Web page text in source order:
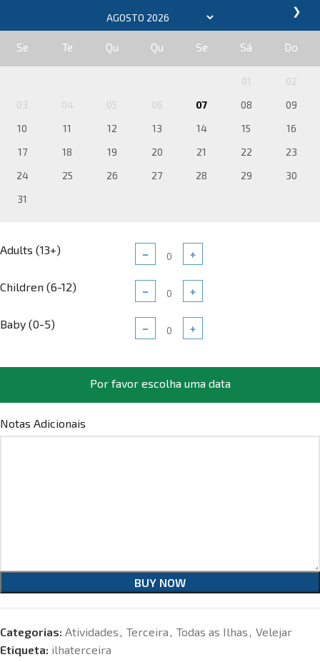
❯
Se Te Qu Qu Se Sá Do
01
02
03
04 05 06 07 08
09
10
11 12 13 14 15
16
17
18 19 20 21 22
23
24
25 26 27 28 29
30
31
Adults (13+) − +
Children (6-12) − +
Baby (0-5) − +
Por favor escolha uma data
Notas Adicionais
BUY NOW
Categorias: Atividades, Terceira, Todas as Ilhas, Velejar
Etiqueta: ilhaterceira